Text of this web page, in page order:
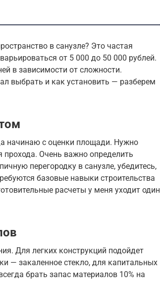
в санузле? Это частая
от 5 000 до 50 000 рублей.
в зависимости от сложности.
выбрать и как установить — разберем
начинаю с оценки площади. Нужно
прохода. Очень важно определить
перегородку в санузле, убедитесь,
базовые навыки строительства
расчеты у меня уходит один
Для легких конструкций подойдет
— закаленное стекло, для капитальных
брать запас материалов 10% на